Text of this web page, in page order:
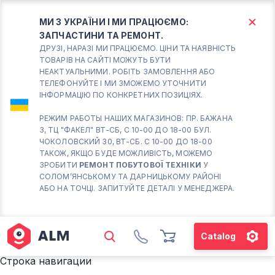
МИ З УКРАЇНИ І МИ ПРАЦЮЄМО:
ЗАПЧАСТИНИ ТА РЕМОНТ.
ДРУЗІ, НАРАЗІ МИ ПРАЦЮЄМО. ЦІНИ ТА НАЯВНІСТЬ
ТОВАРІВ НА САЙТІ МОЖУТЬ БУТИ
НЕАКТУАЛЬНИМИ. РОБІТЬ ЗАМОВЛЕННЯ АБО
ТЕЛЕФОНУЙТЕ І МИ ЗМОЖЕМО УТОЧНИТИ
ІНФОРМАЦІЮ ПО КОНКРЕТНИХ ПОЗИЦІЯХ.
РЕЖИМ РАБОТЫ НАШИХ МАГАЗИНОВ: ПР. БАЖАНА
3, ТЦ "ФАКЕЛ" ВТ-СБ, С 10-00 ДО 18-00 БУЛ.
ЧОКОЛОВСКИЙ 30, ВТ-СБ. С 10-00 ДО 18-00
ТАКОЖ, ЯКЩО БУДЕ МОЖЛИВІСТЬ, МОЖЕМО
ЗРОБИТИ РЕМОНТ ПОБУТОВОЇ ТЕХНІКИ У
СОЛОМ’ЯНСЬКОМУ ТА ДАРНИЦЬКОМУ РАЙОНІ
АБО НА ТОЧЦІ. ЗАПИТУЙТЕ ДЕТАЛІ У МЕНЕДЖЕРА.
Catalog
КИЇВ БОРИСПІЛЬ
Вт.- Сб.
10:00 - 18:00
Солом'янський район
працює ВТ-СБ с10-00 до
18-00
(098) 672 76 42
М. ХАРКІВСЬКА – ПРАЦЮЄ
ВТ-СБ С10-00 ДО 18-00
Строка навигации